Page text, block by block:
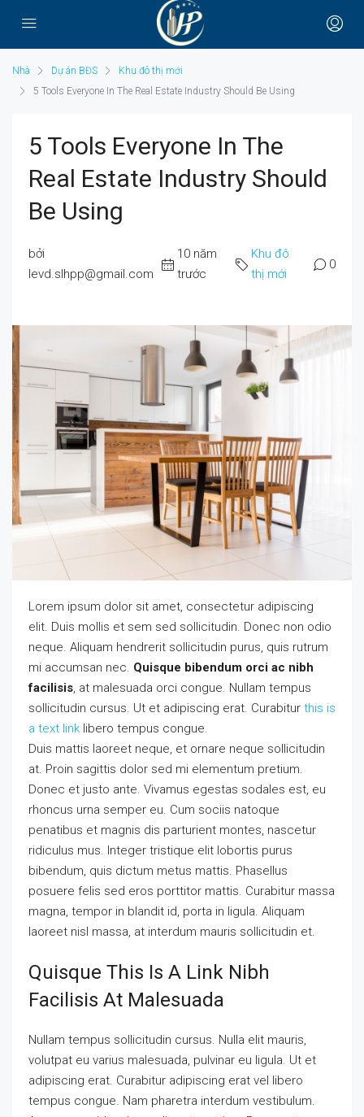
Nhà Dự án BĐS
Khu đô thị mới
5 Tools Everyone In The Real Estate Industry Should Be Using
5 Tools Everyone In The
Real Estate Industry Should
Be Using
bởi
levd.slhpp@gmail.com
10 năm
trước
Khu đô
thị mới
0
Lorem ipsum dolor sit amet, consectetur adipiscing
elit. Duis mollis et sem sed sollicitudin. Donec non odio
neque. Aliquam hendrerit sollicitudin purus, quis rutrum
mi accumsan nec. Quisque bibendum orci ac nibh
facilisis , at malesuada orci congue. Nullam tempus
sollicitudin cursus. Ut et adipiscing erat. Curabitur this is
a text link libero tempus congue.
Duis mattis laoreet neque, et ornare neque sollicitudin
at. Proin sagittis dolor sed mi elementum pretium.
Donec et justo ante. Vivamus egestas sodales est, eu
rhoncus urna semper eu. Cum sociis natoque
penatibus et magnis dis parturient montes, nascetur
ridiculus mus. Integer tristique elit lobortis purus
bibendum, quis dictum metus mattis. Phasellus
posuere felis sed eros porttitor mattis. Curabitur massa
magna, tempor in blandit id, porta in ligula. Aliquam
laoreet nisl massa, at interdum mauris sollicitudin et.
Quisque This Is A Link Nibh
Facilisis At Malesuada
Nullam tempus sollicitudin cursus. Nulla elit mauris,
volutpat eu varius malesuada, pulvinar eu ligula. Ut et
adipiscing erat. Curabitur adipiscing erat vel libero
tempus congue. Nam pharetra interdum vestibulum.